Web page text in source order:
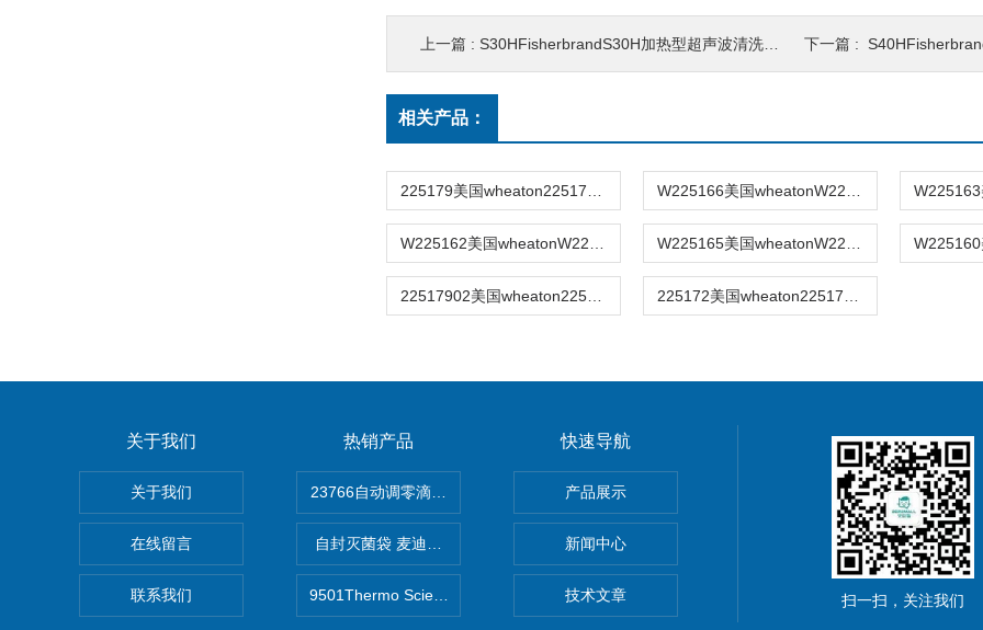
上一篇 : S30HFisherbrandS30H加热型超声波清洗器FB15051 下一篇 :
相关产品：
关于我们
关于我们
在线留言
联系我们
热销产品
23766自动调零滴定管，Dr. Schilling式 23766
自封灭菌袋 麦迪康Medicom自封口式灭菌包装袋 呼吸袋 89mm&#215;133mm
9501Thermo Scientific S1移液管电动移液器
快速导航
产品展示
新闻中心
技术文章 扫一扫，关注我们